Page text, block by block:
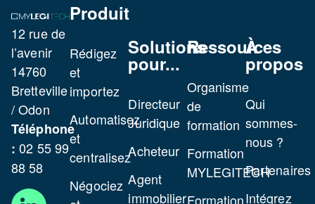
12 rue de
l’avenir
14760
Bretteville
/ Odon
Téléphone
: 02 55 99
88 58
Produit
Rédigez
et
importez
Automatisez
et
centralisez
Négociez
Solutions
pour...
Directeur
Juridique
Acheteur
Agent
immobilier
Ressources
Organisme
de
formation
Formation
MYLEGITECH
Formation
À
propos
Qui
sommes-
nous ?
Partenaires
Intégrez